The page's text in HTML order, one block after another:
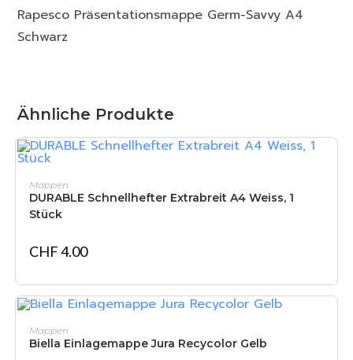
Rapesco Präsentationsmappe Germ-Savvy A4
Schwarz
Ähnliche Produkte
Mappen
DURABLE Schnellhefter Extrabreit A4 Weiss, 1
Stück
CHF4.00
Mappen
Biella Einlagemappe Jura Recycolor Gelb